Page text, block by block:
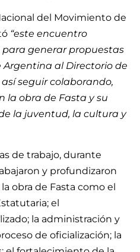
del Movimiento de
“este encuentro
generar propuestas
al Directorio de
seguir colaborando,
la obra de Fasta y su
la juventud, la cultura y
de trabajo, durante
y profundizaron
obra de Fasta como el
el
la administración y
de oficialización; la